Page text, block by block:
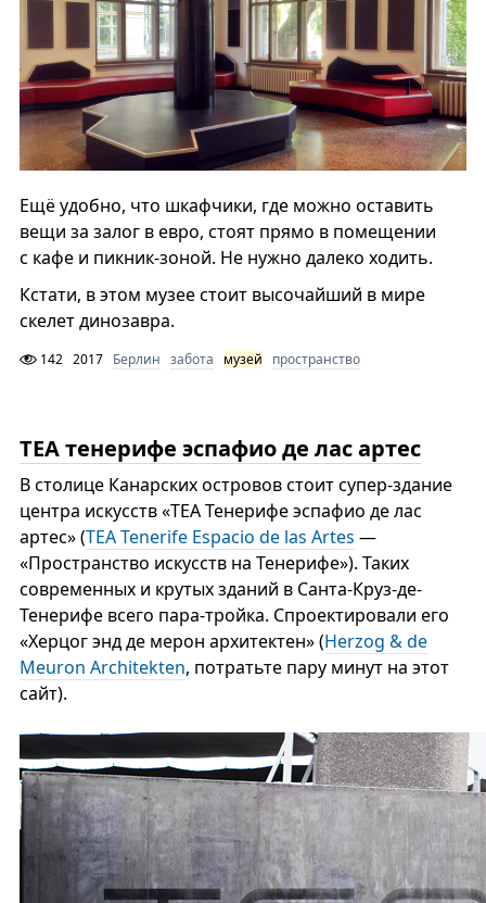
Ещё удобно, что шкафчики, где можно оставить
вещи за залог в евро, стоят прямо в помещении
с кафе и пикник-зоной. Не нужно далеко ходить.
Кстати, в этом музее стоит высочайший в мире
скелет динозавра.
142 2017 Берлин забота музей пространство
ТЕА тенерифе эспафио де лас артес
В столице Канарских островов стоит супер-здание
центра искусств «ТЕА Тенерифе эспафио де лас
артес» (TEA Tenerife Espacio de las Artes —
«Пространство искусств на Тенерифе»). Таких
современных и крутых зданий в Санта-Круз-де-
Тенерифе всего пара-тройка. Спроектировали его
«Херцог энд де мерон архитектен» (Herzog & de
Meuron Architekten, потратьте пару минут на этот
сайт).